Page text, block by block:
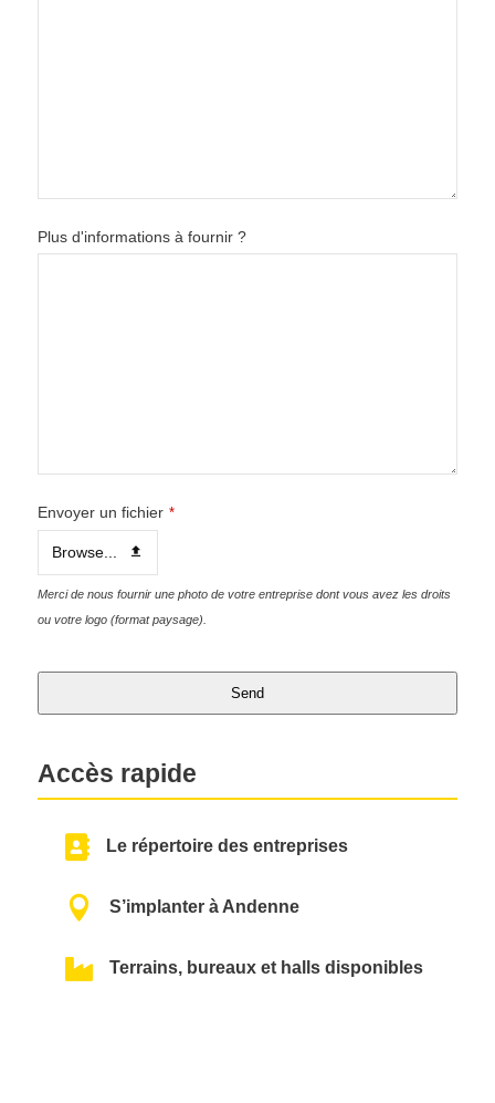
Plus d'informations à fournir ?
Envoyer un fichier *
Browse...
Merci de nous fournir une photo de votre entreprise dont vous avez les droits
ou votre logo (format paysage).
Send
h
i
Accès rapide
 Le répertoire des entreprises
 S’implanter à Andenne
 Terrains, bureaux et halls disponibles